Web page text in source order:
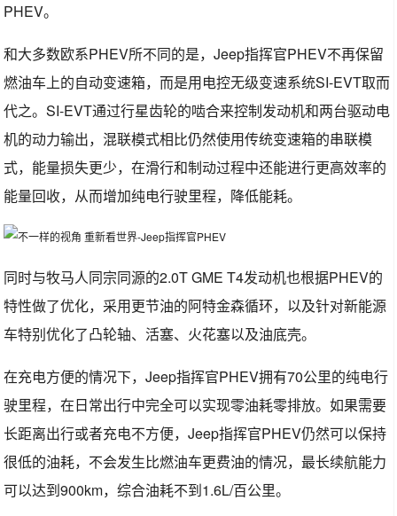
PHEV。
和大多数欧系PHEV所不同的是，Jeep指挥官PHEV不再保留
燃油车上的自动变速箱，而是用电控无级变速系统SI-EVT取而
代之。SI-EVT通过行星齿轮的啮合来控制发动机和两台驱动电
机的动力输出，混联模式相比仍然使用传统变速箱的串联模
式，能量损失更少，在滑行和制动过程中还能进行更高效率的
能量回收，从而增加纯电行驶里程，降低能耗。
同时与牧马人同宗同源的2.0T GME T4发动机也根据PHEV的
特性做了优化，采用更节油的阿特金森循环，以及针对新能源
车特别优化了凸轮轴、活塞、火花塞以及油底壳。
在充电方便的情况下，Jeep指挥官PHEV拥有70公里的纯电行
驶里程，在日常出行中完全可以实现零油耗零排放。如果需要
长距离出行或者充电不方便，Jeep指挥官PHEV仍然可以保持
很低的油耗，不会发生比燃油车更费油的情况，最长续航能力
可以达到900km，综合油耗不到1.6L/百公里。